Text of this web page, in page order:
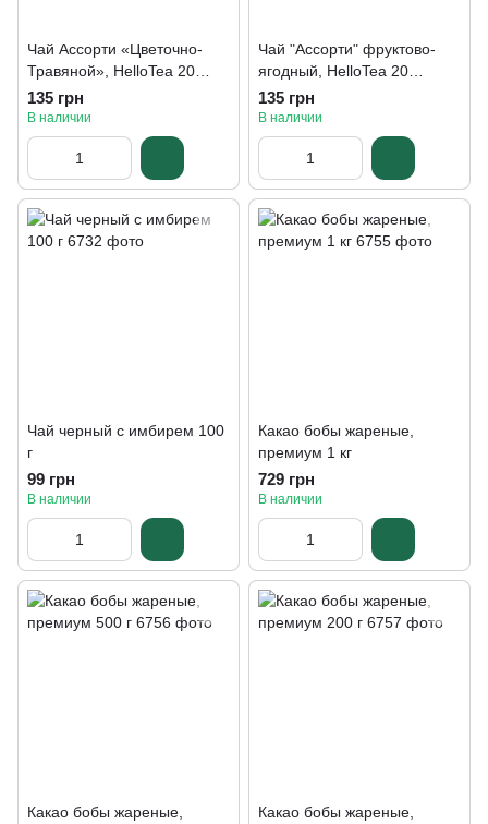
Чай Ассорти «Цветочно-
Травяной», HelloTea 20
пакетиков
135 грн
В наличии
Чай "Ассорти" фруктово-
ягодный, HelloTea 20
пакетиков
135 грн
В наличии
Чай черный с имбирем 100
г
99 грн
В наличии
Какао бобы жареные,
премиум 1 кг
729 грн
В наличии
Какао бобы жареные,
Какао бобы жареные,